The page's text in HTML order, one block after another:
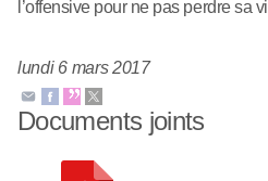
l’offensive pour ne pas perdre sa
lundi 6 mars 2017
Documents joints